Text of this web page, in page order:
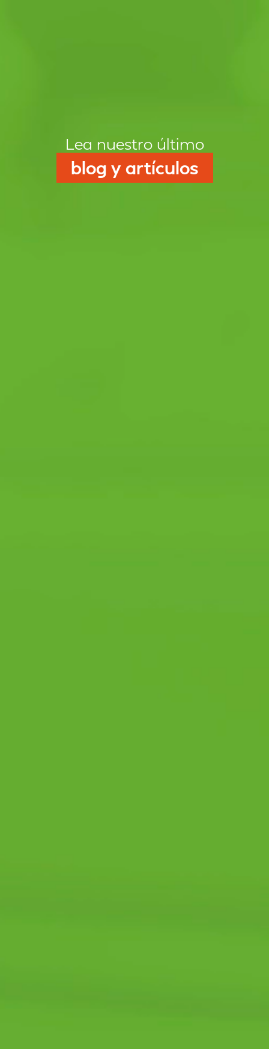
Lea nuestro último
blog y artículos